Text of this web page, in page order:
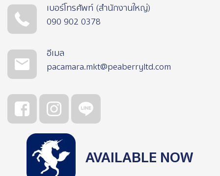
เบอร์โทรศัพท์ (สำนักงานใหญ่)
090 902 0378
อีเมล
pacamara.mkt@peaberryltd.com
AVAILABLE NOW